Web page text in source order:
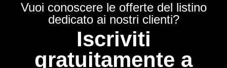
Vuoi conoscere le offerte del listino
dedicato ai nostri clienti?
Iscriviti
gratuitamente a